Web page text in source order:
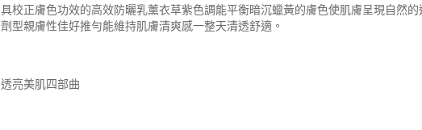
具校正膚色功效的高效防曬乳薰衣草紫色調能平衡暗沉蠟黃的膚色使肌膚呈現自然
劑型親膚性佳好推勻能維持肌膚清爽感一整天清透舒適。
透亮美肌四部曲